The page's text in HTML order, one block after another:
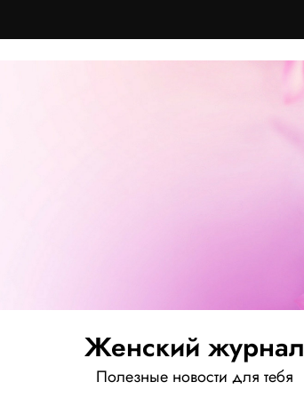
Женский журнал
Полезные новости для тебя